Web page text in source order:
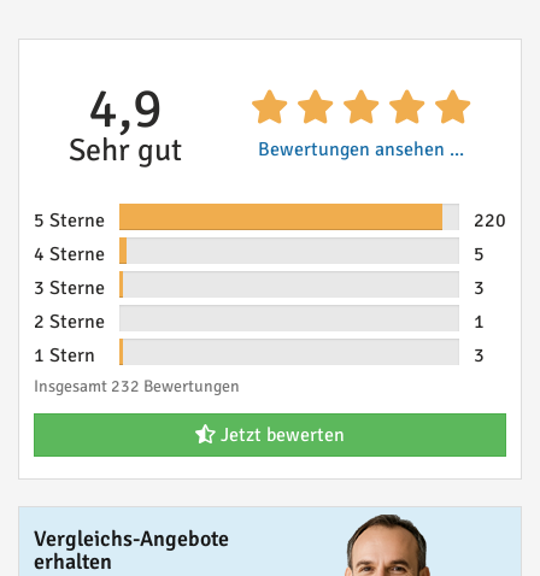
4,9
Sehr gut Bewertungen ansehen ...
5 Sterne
220
4 Sterne
5
3 Sterne
3
2 Sterne
1
1 Stern
3
Insgesamt 232 Bewertungen
Jetzt bewerten
Vergleichs-Angebote
erhalten